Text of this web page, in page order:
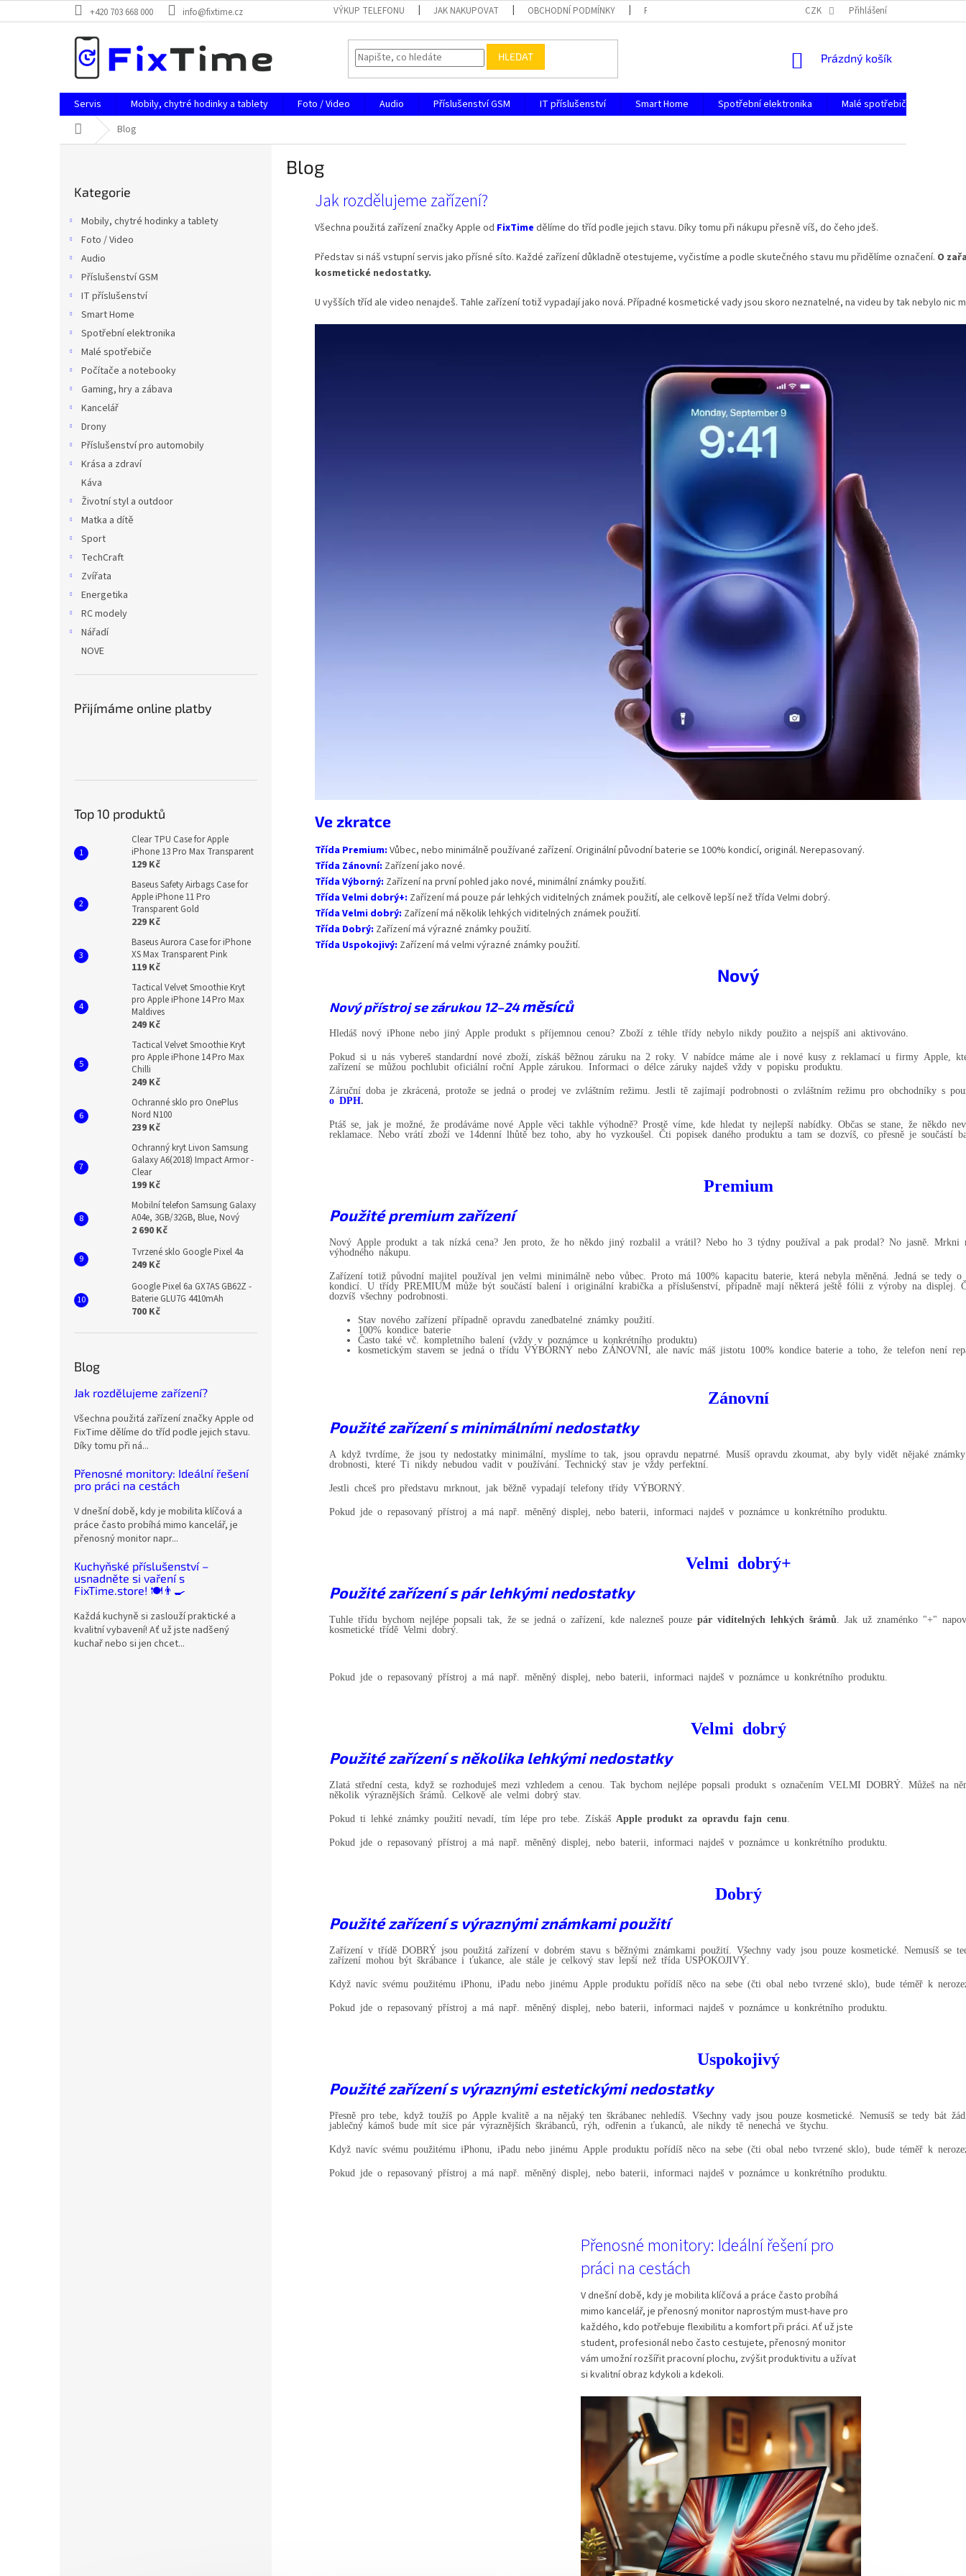
na
+420 703 668 000 info@fixtime.cz VÝKUP TELEFONU JAK NAKUPOVAT OBCHODNÍ PODMÍNKY PODMÍNKY OCHRANY OSOBNÍCH ÚDAJŮ CZK Přihlášení
HLEDAT
NÁKUPNÍ
Prázdný košík
Servis Mobily, chytré hodinky a tablety Foto / Video Audio Příslušenství GSM IT příslušenství Smart Home Spotřební elektronika Malé spotřebiče
Domů Blog
kategorie
Kategorie
Mobily, chytré hodinky a tablety
Foto / Video
Audio
Příslušenství GSM
IT příslušenství
Smart Home
Spotřební elektronika
Malé spotřebiče
Počítače a notebooky
Gaming, hry a zábava
Kancelář
Drony
Příslušenství pro automobily
Krása a zdraví
Káva
Životní styl a outdoor
Matka a dítě
Sport
TechCraft
Zvířata
Energetika
RC modely
Nářadí
NOVE
Přijímáme online platby
Top 10 produktů
Clear TPU Case for Apple
iPhone 13 Pro Max Transparent
129 Kč
Baseus Safety Airbags Case for
Apple iPhone 11 Pro
Transparent Gold
229 Kč
Baseus Aurora Case for iPhone
XS Max Transparent Pink
119 Kč
Tactical Velvet Smoothie Kryt
pro Apple iPhone 14 Pro Max
Maldives
249 Kč
Tactical Velvet Smoothie Kryt
pro Apple iPhone 14 Pro Max
Chilli
249 Kč
Ochranné sklo pro OnePlus
Nord N100
239 Kč
Ochranný kryt Livon Samsung
Galaxy A6(2018) Impact Armor -
Clear
199 Kč
Mobilní telefon Samsung Galaxy
A04e, 3GB/32GB, Blue, Nový
2 690 Kč
Tvrzené sklo Google Pixel 4a
249 Kč
Google Pixel 6a GX7AS GB62Z -
Baterie GLU7G 4410mAh
700 Kč
Blog
Jak rozdělujeme zařízení?
Všechna použitá zařízení značky Apple od
FixTime dělíme do tříd podle jejich stavu.
Díky tomu při ná...
Přenosné monitory: Ideální řešení
pro práci na cestách
V dnešní době, kdy je mobilita klíčová a
práce často probíhá mimo kancelář, je
přenosný monitor napr...
Kuchyňské příslušenství –
usnadněte si vaření s
FixTime.store! 🍽️👨‍🍳
Každá kuchyně si zaslouží praktické a
kvalitní vybavení! Ať už jste nadšený
kuchař nebo si jen chcet...
Blog
Jak rozdělujeme zařízení?
Všechna použitá zařízení značky Apple od FixTime dělíme do tříd podle jejich stavu. Díky tomu při nákupu přesně víš, do čeho jdeš.
Představ si náš vstupní servis jako přísné síto. Každé zařízení důkladně otestujeme, vyčistíme a podle skutečného stavu mu přidělíme označení. O
kosmetické nedostatky.
U vyšších tříd ale video nenajdeš. Tahle zařízení totiž vypadají jako nová. Případné kosmetické vady jsou skoro neznatelné, na videu by tak nebylo nic
Ve zkratce
Třída Premium: Vůbec, nebo minimálně používané zařízení. Originální původní baterie se 100% kondicí, originál. Nerepasovaný.
Třída Zánovní: Zařízení jako nové.
Třída Výborný: Zařízení na první pohled jako nové, minimální známky použití.
Třída Velmi dobrý+: Zařízení má pouze pár lehkých viditelných známek použití, ale celkově lepší než třída Velmi dobrý.
Třída Velmi dobrý: Zařízení má několik lehkých viditelných známek použití.
Třída Dobrý: Zařízení má výrazné známky použití.
Třída Uspokojivý: Zařízení má velmi výrazné známky použití.
Nový
Nový přístroj se zárukou 12–24měsíců
Hledáš nový iPhone nebo jiný Apple produkt s příjemnou cenou? Zboží z téhle třídy nebylo nikdy použito a nejspíš ani aktivováno.
Pokud si u nás vybereš standardní nové zboží, získáš běžnou záruku na 2 roky. V nabídce máme ale i nové kusy z reklamací u firmy Apple,
zařízení se můžou pochlubit oficiální roční Apple zárukou. Informaci o délce záruky najdeš vždy v popisku produktu.
Záruční doba je zkrácená, protože se jedná o prodej ve zvláštním režimu. Jestli tě zajímají podrobnosti o zvláštním režimu pro obchodníky s
o DPH
Ptáš se, jak je možné, že prodáváme nové Apple věci takhle výhodně? Prostě víme, kde hledat ty nejlepší nabídky. Občas se stane, že někdo
reklamace. Nebo vrátí zboží ve 14denní lhůtě bez toho, aby ho vyzkoušel. Čti popisek daného produktu a tam se dozvíš, co přesně je součástí
Premium
Použité premium zařízení
Nový Apple produkt a tak nízká cena? Jen proto, že ho někdo jiný rozbalil a vrátil? Nebo ho 3 týdny používal a pak prodal? No jasně.
výhodného nákupu.
Zařízení totiž původní majitel používal jen velmi minimálně nebo vůbec. Proto má 100% kapacitu baterie, která nebyla měněná. Jedná se tedy
kondicí. U třídy PREMIUM může být součástí balení i originální krabička a příslušenství, případně mají některá ještě fólii z výroby na displej.
dozvíš všechny podrobnosti.
Stav nového zařízení případně opravdu zanedbatelné známky použití.
100% kondice baterie
Často také vč. kompletního balení (vždy v poznámce u konkrétního produktu)
kosmetickým stavem se jedná o třídu VÝBORNÝ nebo ZÁNOVNÍ, ale navíc máš jistotu 100% kondice baterie a toho, že telefon není
Zánovní
Použité zařízení s minimálními nedostatky
A když tvrdíme, že jsou ty nedostatky minimální, myslíme to tak, jsou opravdu nepatrné. Musíš opravdu zkoumat, aby byly vidět nějaké
drobnosti, které Ti nikdy nebudou vadit v používání. Technický stav je vždy perfektní.
Jestli chceš pro představu mrknout, jak běžně vypadají telefony třídy VÝBORNÝ.
Pokud jde o repasovaný přístroj a má např. měněný displej, nebo baterii, informaci najdeš v poznámce u konkrétního produktu.
Velmi dobrý+
Použité zařízení s pár lehkými nedostatky
Tuhle třídu bychom nejlépe popsali tak, že se jedná o zařízení, kde nalezneš pouze pár viditelných lehkých šrámů . Jak už znaménko "+"
kosmetické třídě Velmi dobrý.
Pokud jde o repasovaný přístroj a má např. měněný displej, nebo baterii, informaci najdeš v poznámce u konkrétního produktu.
Velmi dobrý
Použité zařízení s několika lehkými nedostatky
Zlatá střední cesta, když se rozhoduješ mezi vzhledem a cenou. Tak bychom nejlépe popsali produkt s označením VELMI DOBRÝ. Můžeš na
několik výraznějších šrámů. Celkově ale velmi dobrý stav.
Pokud ti lehké známky použití nevadí, tím lépe pro tebe. Získáš Apple produkt za opravdu fajn cenu
Pokud jde o repasovaný přístroj a má např. měněný displej, nebo baterii, informaci najdeš v poznámce u konkrétního produktu.
Dobrý
Použité zařízení s výraznými známkami použití
Zařízení v třídě DOBRÝ jsou použitá zařízení v dobrém stavu s běžnými známkami použití. Všechny vady jsou pouze kosmetické. Nemusíš se
zařízení mohou být škrábance i ťukance, ale stále je celkový stav lepší než třída USPOKOJIVÝ.
Když navíc svému použitému iPhonu, iPadu nebo jinému Apple produktu pořídíš něco na sebe (čti obal nebo tvrzené sklo), bude téměř k
Pokud jde o repasovaný přístroj a má např. měněný displej, nebo baterii, informaci najdeš v poznámce u konkrétního produktu.
Uspokojivý
Použité zařízení s výraznými estetickými nedostatky
Přesně pro tebe, když toužíš po Apple kvalitě a na nějaký ten škrábanec nehledíš. Všechny vady jsou pouze kosmetické. Nemusíš se tedy bát
jablečný kámoš bude mít sice pár výraznějších škrábanců, rýh, odřenin a ťukanců, ale nikdy tě nenechá ve štychu.
Když navíc svému použitému iPhonu, iPadu nebo jinému Apple produktu pořídíš něco na sebe (čti obal nebo tvrzené sklo), bude téměř k
Pokud jde o repasovaný přístroj a má např. měněný displej, nebo baterii, informaci najdeš v poznámce u konkrétního produktu.
Přenosné monitory: Ideální řešení pro
práci na cestách
V dnešní době, kdy je mobilita klíčová a práce často probíhá
mimo kancelář, je přenosný monitor naprostým must-have pro
každého, kdo potřebuje flexibilitu a komfort při práci. Ať už jste
student, profesionál nebo často cestujete, přenosný monitor
vám umožní rozšířit pracovní plochu, zvýšit produktivitu a užívat
si kvalitní obraz kdykoli a kdekoli.